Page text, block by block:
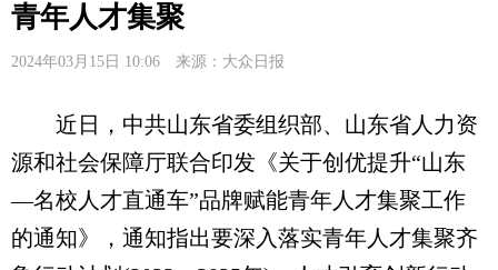
青年人才集聚
2024年03月15日 10:06 来源：大众日报
近日，中共山东省委组织部、山东省人力资
源和社会保障厅联合印发《关于创优提升“山东
—名校人才直通车”品牌赋能青年人才集聚工作
的通知》，通知指出要深入落实青年人才集聚齐